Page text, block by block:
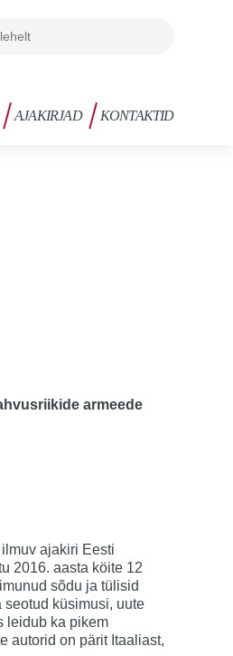
AJAKIRJAD KONTAKTID
armeede
ajakiri Eesti
2016. aasta köite 12
sõdu ja tülisid
küsimusi, uute
leidub ka pikem
autorid on pärit Itaaliast,